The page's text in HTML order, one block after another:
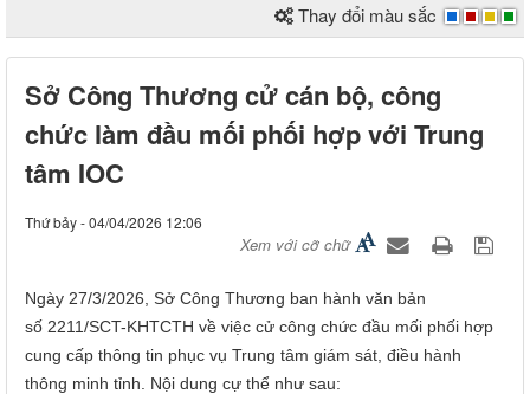
Thay đổi màu sắc
Sở Công Thương cử cán bộ, công
chức làm đầu mối phối hợp với Trung
tâm IOC
Thứ bảy - 04/04/2026 12:06
Xem với cỡ chữ
Ngày 27/3/2026, Sở Công Thương ban hành văn bản
số 2211/SCT-KHTCTH về việc cử công chức đầu mối phối hợp
cung cấp thông tin phục vụ Trung tâm giám sát, điều hành
thông minh tỉnh. Nội dung cự thể như sau: